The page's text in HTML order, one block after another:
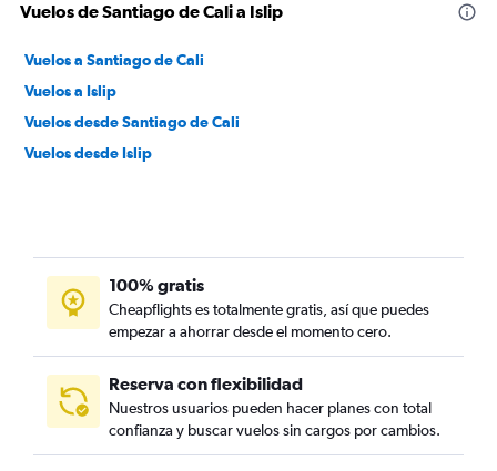
Vuelos de Santiago de Cali a Islip
Vuelos a Santiago de Cali
Vuelos a Islip
Vuelos desde Santiago de Cali
Vuelos desde Islip
100% gratis
Cheapflights es totalmente gratis, así que puedes
empezar a ahorrar desde el momento cero.
Reserva con flexibilidad
Nuestros usuarios pueden hacer planes con total
confianza y buscar vuelos sin cargos por cambios.